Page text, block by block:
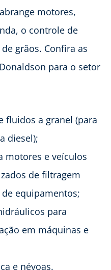
motores,
o controle de
grãos. Confira as
para o setor
fluidos a granel (para
diesel);
motores e veículos
de filtragem
equipamentos;
para
em máquinas e
e névoas.